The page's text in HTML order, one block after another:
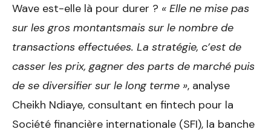
Wave est-elle là pour durer ? « Elle ne mise pas
sur les gros montantsmais sur le nombre de
transactions effectuées. La stratégie, c’est de
casser les prix, gagner des parts de marché puis
de se diversifier sur le long terme », analyse
Cheikh Ndiaye, consultant en fintech pour la
Société financière internationale (SFI), la banche